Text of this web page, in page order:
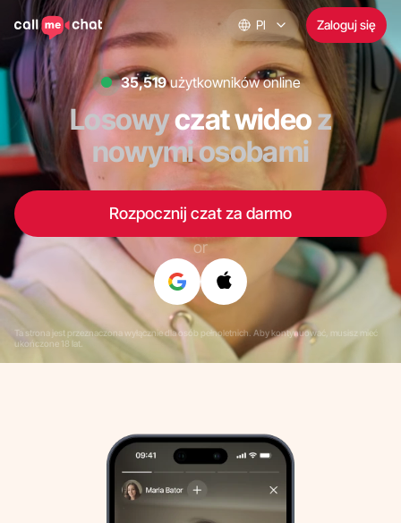
Pl Zaloguj się
35,185użytkowników online
Losowyczat wideoz
nowymi osobami
Rozpocznij czat za darmo
or
Ta strona jest przeznaczona wyłącznie dla osób pełnoletnich. Aby kontynuować, musisz mieć
ukończone 18 lat.